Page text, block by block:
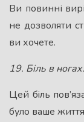
Ви повинні
не дозволяти
ви хочете.
19. Бiль в ногах.
Цей бiль
було ваше